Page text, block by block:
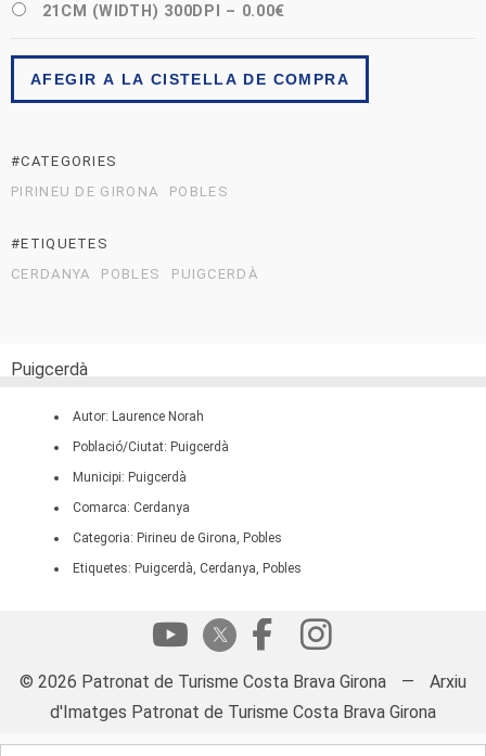
21CM (WIDTH) 300DPI – 0.00€
AFEGIR A LA CISTELLA DE COMPRA
#CATEGORIES
PIRINEU DE GIRONA
POBLES
#ETIQUETES
CERDANYA
POBLES PUIGCERDÀ
Puigcerdà
Autor: Laurence Norah
Població/Ciutat: Puigcerdà
Municipi: Puigcerdà
Comarca: Cerdanya
Categoria: Pirineu de Girona, Pobles
Etiquetes: Puigcerdà, Cerdanya, Pobles
© 2026 Patronat de Turisme Costa Brava Girona —
Arxiu
d'Imatges Patronat de Turisme Costa Brava Girona